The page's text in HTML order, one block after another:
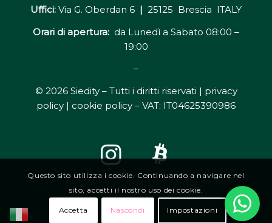
Uffici: Via G. Oberdan 6 | 25125 Brescia ITALY
Orari di apertura: da Lunedì a Sabato 08:00 –
19:00
–
© 2026 Siedity – Tutti i diritti riservati | privacy
policy | cookie policy – VAT: IT04625390986
Questo sito utilizza i cookie. Continuando a navigare nel
sito, accetti il nostro uso dei cookie.
Accetta Nascondi Impostazioni